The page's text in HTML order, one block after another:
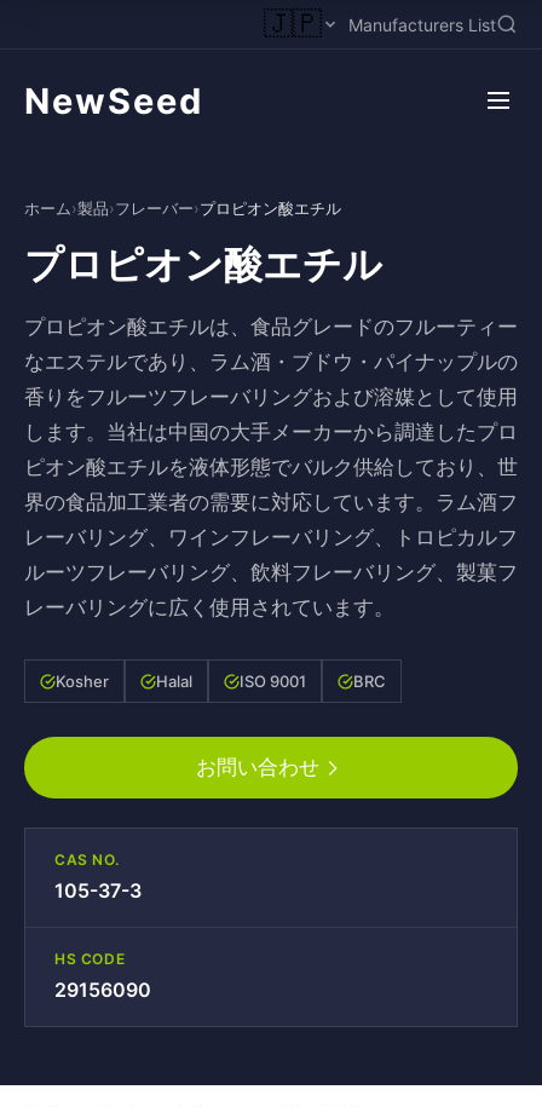
🇯🇵 Manufacturers List
NewSeed
ホーム›製品›フレーバー›プロピオン酸エチル
プロピオン酸エチル
プロピオン酸エチルは、食品グレードのフルーティー
なエステルであり、ラム酒・ブドウ・パイナップルの
香りをフルーツフレーバリングおよび溶媒として使用
します。当社は中国の大手メーカーから調達したプロ
ピオン酸エチルを液体形態でバルク供給しており、世
界の食品加工業者の需要に対応しています。ラム酒フ
レーバリング、ワインフレーバリング、トロピカルフ
ルーツフレーバリング、飲料フレーバリング、製菓フ
レーバリングに広く使用されています。
Kosher Halal ISO 9001 BRC
お問い合わせ
CAS NO.
105-37-3
HS CODE
29156090